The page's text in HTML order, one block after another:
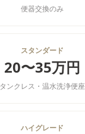
便器交換のみ
スタンダード
20〜35万円
タンクレス・温水洗浄便座
ハイグレード